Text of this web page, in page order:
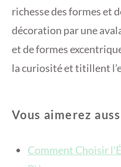
richesse des formes et
décoration par une
et de formes
la curiosité et titillent
Vous aimerez
Comment Choisir